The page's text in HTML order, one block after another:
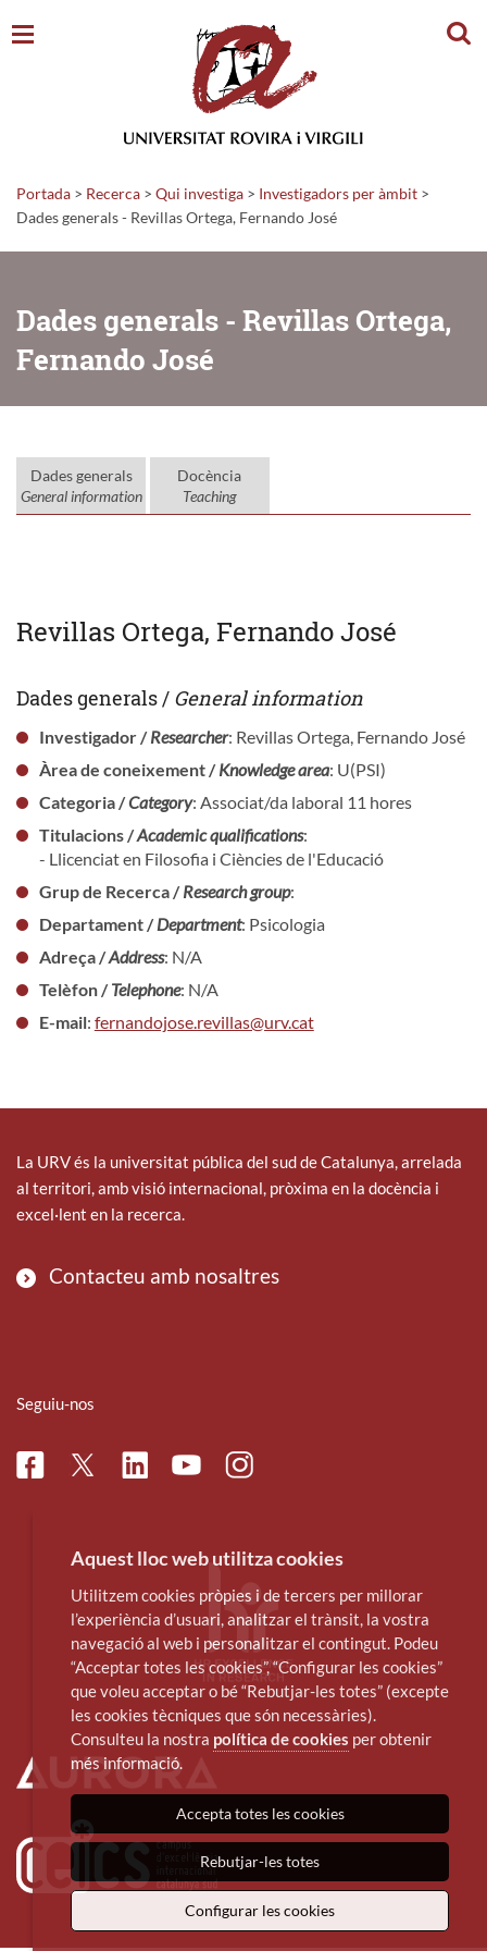
Portada > Recerca > Qui investiga > Investigadors per àmbit >
Dades generals - Revillas Ortega, Fernando José
Dades generals - Revillas Ortega,
Fernando José
Dades generals
General information
Docència
Teaching
Revillas Ortega, Fernando José
Dades generals / General information
Investigador /Researcher: Revillas Ortega, Fernando José
Àrea de coneixement /Knowledge area: U(PSI)
Categoria /Category: Associat/da laboral 11 hores
Titulacions /Academic qualifications:
- Llicenciat en Filosofia i Ciències de l'Educació
Grup de Recerca /Research group:
Departament /Department: Psicologia
Adreça /Address: N/A
Telèfon /Telephone: N/A
E-mail: fernandojose.revillas@urv.cat
La URV és la universitat pública del sud de Catalunya, arrelada
al territori, amb visió internacional, pròxima en la docència i
excel·lent en la recerca.
Contacteu amb nosaltres
Seguiu-nos
FacebookTwitterLinkedinYoutubeInstagram
Aquest lloc web utilitza cookies
Utilitzem cookies pròpies i de tercers per millorar
l’experiència d’usuari, analitzar el trànsit, la vostra
navegació al web i personalitzar el contingut. Podeu
“Acceptar totes les cookies”, “Configurar les cookies”
que voleu acceptar o bé “Rebutjar-les totes” (excepte
les cookies tècniques que són necessàries).
Consulteu la nostra política de cookies per obtenir
més informació.
Accepta totes les cookies
Rebutjar-les totes
Configurar les cookies